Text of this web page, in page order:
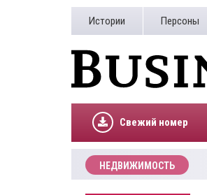
Истории Персоны
Свежий номер
НЕДВИЖИМОСТЬ